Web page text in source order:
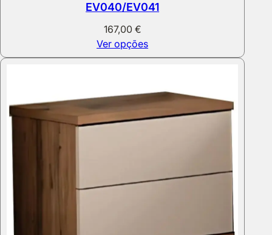
EV040/EV041
167,00 €
Ver opções